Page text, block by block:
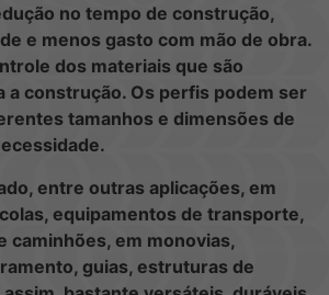
no tempo de construção,
e menos gasto com mão de obra.
dos materiais que são
a construção. Os perfis podem ser
tamanhos e dimensões de
entre outras aplicações, em
equipamentos de transporte,
caminhões, em monovias,
guias, estruturas de